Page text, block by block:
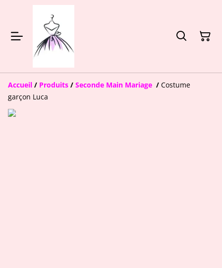
Accueil / Produits / Seconde Main Mariage / Costume
garçon Luca